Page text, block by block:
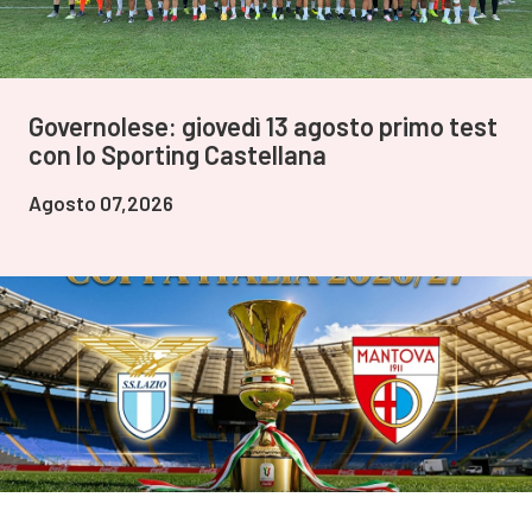
Governolese: giovedì 13 agosto primo test
con lo Sporting Castellana
Agosto 07,2026